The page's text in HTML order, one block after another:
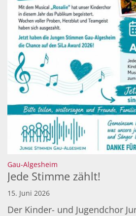
Gau-Algesheim
Jede Stimme zählt!
15. Juni 2026
Der Kinder- und Jugendchor